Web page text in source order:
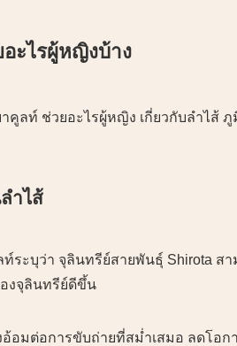
ะไรผู้หญิงบ้าง
คูลท์ ช่วยอะไรผู้หญิง เกี่ยวกับลำไ
ำไส้
ระบุว่า จุลินทรีย์สายพันธุ์ Shirota ส
งจุลินทรีย์ดีขึ้น
อมต่อการขับถ่ายที่สม่ำเสมอ ลดโอก